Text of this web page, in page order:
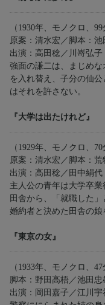
（1930年、モノクロ、99
原案：清水宏／脚本：池
出演：高田稔／川嵜弘子
強面の謙二は、まじめ
を入れ替え、子分の仙
はそれを許さない。
『大学は出たけれど』
（1929年、モノクロ、70
原案：清水宏／脚本：荒
出演：高田稔／田中絹代
主人公の青年は大学卒
田舎から、「就職した
婚約者と決めた田舎の娘
『東京の女』
（1933年、モノクロ、47
脚本：野田高梧／池田忠
出演：岡田嘉子／江川宇